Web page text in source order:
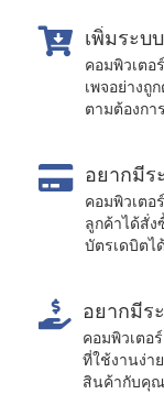
เพิ่มระบ
คอมพิวเต
เพจอย่างถู
ตามต้องการ
อยากมีร
คอมพิวเตอ
ลูกค้าได้สั่
บัตรเดบิต
อยากมีร
คอมพิวเตอ
ที่ใช้งานง่า
สินค้ากับคุณ